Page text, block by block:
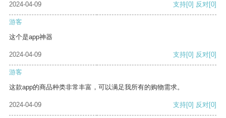
2024-04-09
支持[0] 反对[0]
游客
这个是app神器
2024-04-09 支持[0] 反对[0]
游客
这款app的商品种类非常丰富，可以满足我所有的购物需求。
2024-04-09 支持[0] 反对[0]